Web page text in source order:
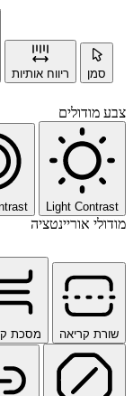
סמן ריווח אותיות
צבע מודולים
Light Contrast
מודולי אוריינטציה
שורת קריאה מסכת